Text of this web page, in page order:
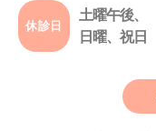
休診日
土曜午後、
日曜、祝日